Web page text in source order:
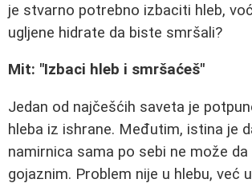
je stvarno potrebno izbaciti hleb,
ugljene hidrate da biste smršali?
Mit: "Izbaci hleb i smršaćeš"
Jedan od najčešćih saveta je
hleba iz ishrane. Međutim, istina je
namirnica sama po sebi ne može da
gojaznim. Problem nije u hlebu, već u